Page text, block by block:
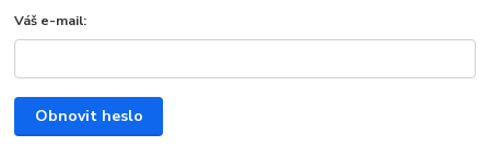
Váš e-mail:
Obnovit heslo